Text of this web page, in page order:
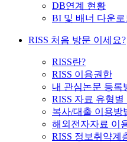
DB연계 현황
BI 및 배너 다운로
RISS 처음 방문 이세요?
RISS란?
RISS 이용권한
내 관심논문 등록
RISS 자료 유형별
복사/대출 이용방
해외전자자료 이
RISS 정보취약계